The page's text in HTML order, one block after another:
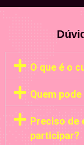
O que é o
Quem
Preciso de
participar?